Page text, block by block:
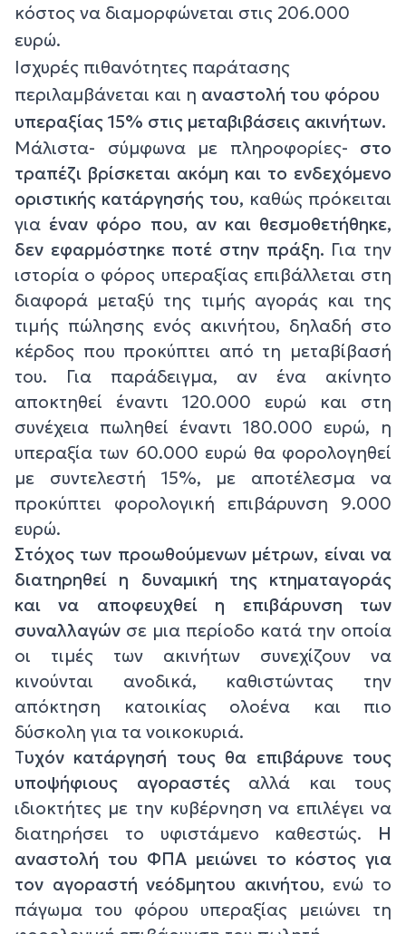
κόστος να διαμορφώνεται στις 206.000
ευρώ.
Ισχυρές πιθανότητες παράτασης
περιλαμβάνεται και η αναστολή του φόρου
υπεραξίας 15% στις μεταβιβάσεις ακινήτων.
Μάλιστα- σύμφωνα με πληροφορίες- στο
τραπέζι βρίσκεται ακόμη και το ενδεχόμενο
οριστικής κατάργησής του, καθώς πρόκειται
για έναν φόρο που, αν και θεσμοθετήθηκε,
δεν εφαρμόστηκε ποτέ στην πράξη. Για την
ιστορία ο φόρος υπεραξίας επιβάλλεται στη
διαφορά μεταξύ της τιμής αγοράς και της
τιμής πώλησης ενός ακινήτου, δηλαδή στο
κέρδος που προκύπτει από τη μεταβίβασή
του. Για παράδειγμα, αν ένα ακίνητο
αποκτηθεί έναντι 120.000 ευρώ και στη
συνέχεια πωληθεί έναντι 180.000 ευρώ, η
υπεραξία των 60.000 ευρώ θα φορολογηθεί
με συντελεστή 15%, με αποτέλεσμα να
προκύπτει φορολογική επιβάρυνση 9.000
ευρώ.
Στόχος των προωθούμενων μέτρων, είναι να
διατηρηθεί η δυναμική της κτηματαγοράς
και να αποφευχθεί η επιβάρυνση των
συναλλαγών σε μια περίοδο κατά την οποία
οι τιμές των ακινήτων συνεχίζουν να
κινούνται ανοδικά, καθιστώντας την
απόκτηση κατοικίας ολοένα και πιο
δύσκολη για τα νοικοκυριά.
Τυχόν κατάργησή τους θα επιβάρυνε τους
υποψήφιους αγοραστές αλλά και τους
ιδιοκτήτες με την κυβέρνηση να επιλέγει να
διατηρήσει το υφιστάμενο καθεστώς. Η
αναστολή του ΦΠΑ μειώνει το κόστος για
τον αγοραστή νεόδμητου ακινήτου, ενώ το
πάγωμα του φόρου υπεραξίας μειώνει τη